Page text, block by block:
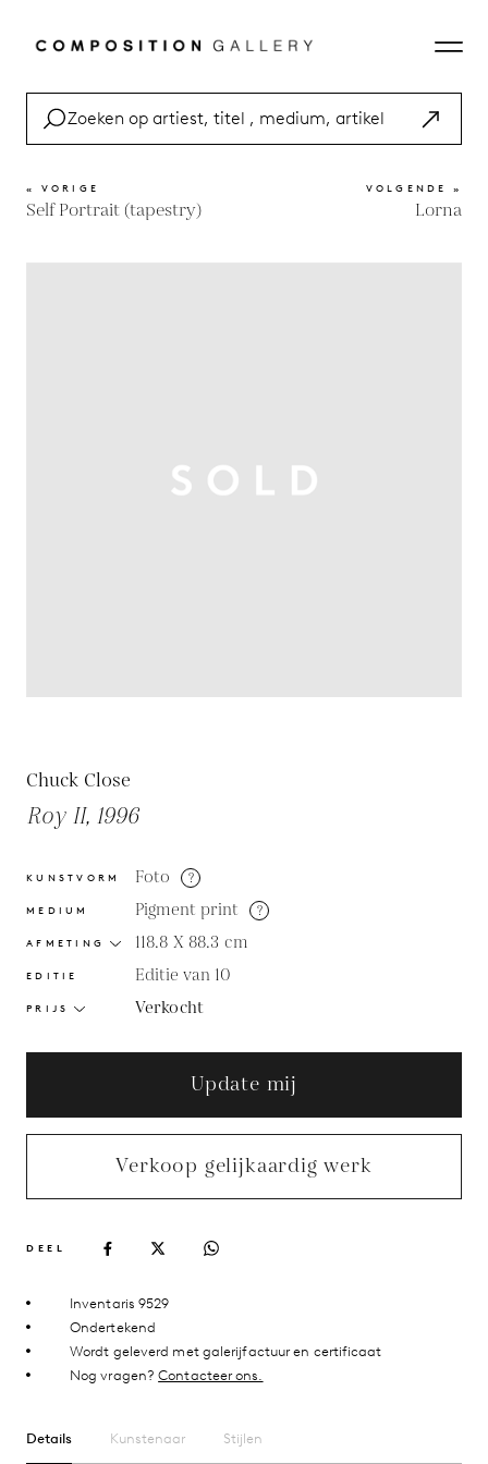
« VORIGE
Self Portrait (tapestry)
VOLGENDE »
Lorna
Chuck Close
Roy II, 1996
KUNSTVORM Foto ?
MEDIUM Pigment print ?
AFMETING 118.8 X 88.3 cm
EDITIE Editie van 10
PRIJS Verkocht
Update mij
Verkoop gelijkaardig werk
DEEL
Inventaris 9529
Ondertekend
Wordt geleverd met galerijfactuur en certificaat
Nog vragen?Contacteer ons.
Details Kunstenaar Stijlen